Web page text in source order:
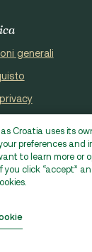
generali
Domus
| VAT ID:
diritti riservati.
Croatia uses its
preferences and
to learn more or
you click “accept”